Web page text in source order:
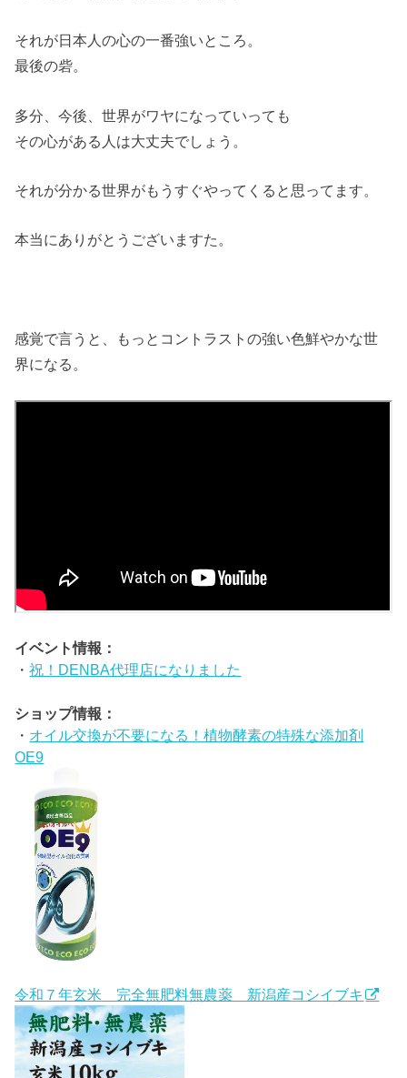
それが日本人の心の一番強いところ。
最後の砦。
多分、今後、世界がワヤになっていっても
その心がある人は大丈夫でしょう。
それが分かる世界がもうすぐやってくると思ってます。
本当にありがとうございますた。
感覚で言うと、もっとコントラストの強い色鮮やかな世
界になる。
イベント情報：
・祝！DENBA代理店になりました
ショップ情報：
・ オイル交換が不要になる！植物酵素の特殊な添加剤
OE9
令和７年玄米 完全無肥料無農薬 新潟産コシイブキ